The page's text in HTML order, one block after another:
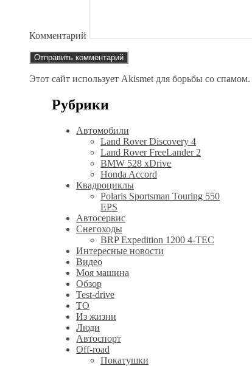
Комментарий
Этот сайт использует Akismet для борьбы со спамом.
Рубрики
Автомобили
Land Rover Discovery 4
Land Rover FreeLander 2
BMW 528 xDrive
Honda Accord
Квадроциклы
Polaris Sportsman Touring 550
EPS
Автосервис
Снегоходы
BRP Expedition 1200 4-TEC
Интересные новости
Видео
Моя машина
Обзор
Test-drive
ТО
Из жизни
Люди
Автоспорт
Off-road
Покатушки